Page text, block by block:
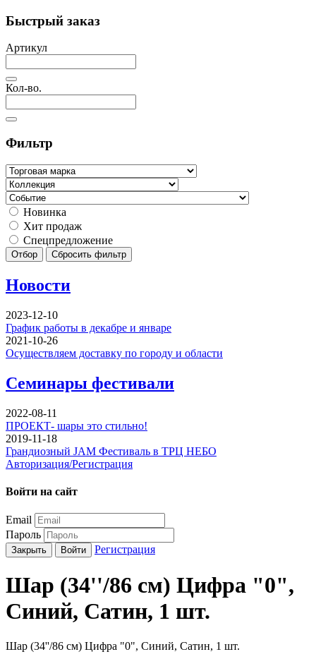
Быстрый заказ
Артикул
Кол-во.
Фильтр
Новинка
Хит продаж
Спецпредложение
Отбор Сбросить фильтр
Новости
2023-12-10
График работы в декабре и январе
2021-10-26
Осуществляем доставку по городу и области
Семинары фестивали
2022-08-11
ПРОЕКТ- шары это стильно!
2019-11-18
Грандиозный JAM Фестиваль в ТРЦ НЕБО
Авторизация/Регистрация
Войти на сайт
Email
Пароль
Закрыть Войти Регистрация
Шар (34''/86 см) Цифра "0",
Синий, Сатин, 1 шт.
Шар (34''/86 см) Цифра "0", Синий, Сатин, 1 шт.